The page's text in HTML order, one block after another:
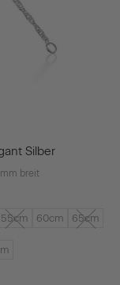
Silber
breit
55cm 60cm 65cm